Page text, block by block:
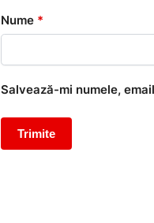
Nume *
Salvează-mi numele,